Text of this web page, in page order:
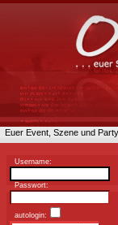
Euer Event, Szene und
Username:
Passwort:
autologin: